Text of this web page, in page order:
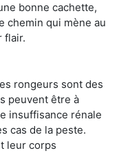
bonne cachette,
chemin qui mène au
flair.
rongeurs sont des
peuvent être à
insuffisance rénale
cas de la peste.
leur corps